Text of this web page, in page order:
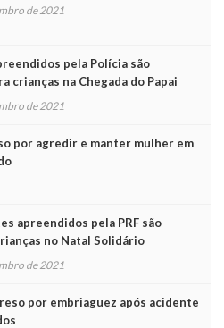
de 2021
pela Polícia são
crianças na Chegada do Papai
de 2021
por agredir e manter mulher em
apreendidos pela PRF são
no Natal Solidário
de 2021
por embriaguez após acidente